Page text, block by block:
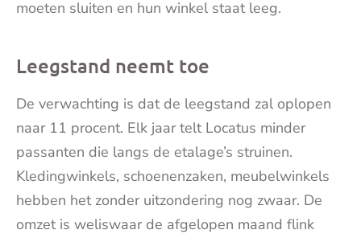
moeten sluiten en hun winkel staat leeg.
Leegstand neemt toe
De verwachting is dat de leegstand zal oplopen
naar 11 procent. Elk jaar telt Locatus minder
passanten die langs de etalage’s struinen.
Kledingwinkels, schoenenzaken, meubelwinkels
hebben het zonder uitzondering nog zwaar. De
omzet is weliswaar de afgelopen maand flink